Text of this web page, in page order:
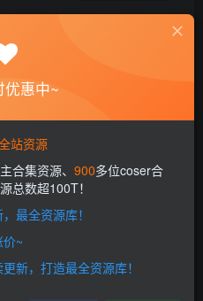
高167公分，光看她可爱的
的文化所以就进入到COS圈
个国家的COS圈不太了解，
文化的年轻人，也涌现了
等等，而KuukoW小
着一对区别于他人的贫烰俘
放的拍摄风格被网友们冠以
优惠中~
站资源
合集资源、 900多位coser合
总数超100T！
最全资源库！
~
新，打造最全资源库！